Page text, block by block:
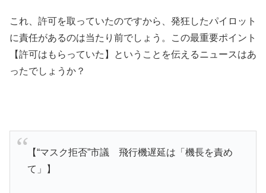
これ、許可を取っていたのですから、発狂したパイロット
に責任があるのは当たり前でしょう。この最重要ポイント
【許可はもらっていた】ということを伝えるニュースはあ
ったでしょうか？
【“マスク拒否”市議 飛行機遅延は「機長を責め
て」】